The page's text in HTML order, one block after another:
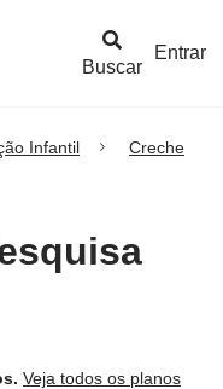
Buscar
Entrar
Infantil Creche
Veja todos os planos